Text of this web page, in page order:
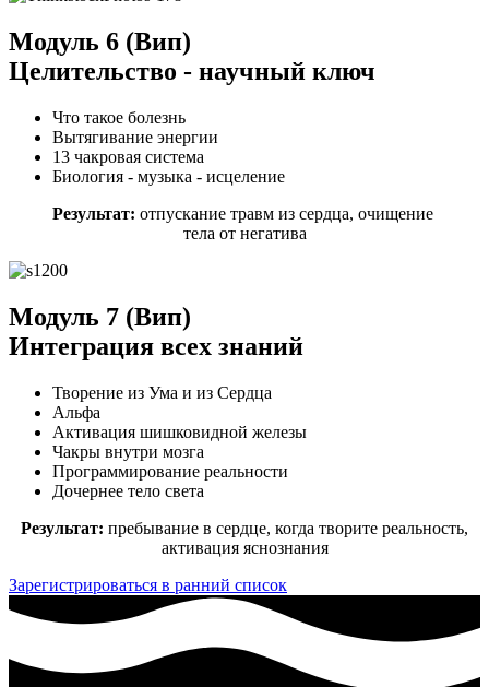
Модуль 6 (Вип)
Целительство - научный ключ
Что такое болезнь
Вытягивание энергии
13 чакровая система
Биология - музыка - исцеление
Результат: отпускание травм из сердца, очищение
тела от негатива
Модуль 7 (Вип)
Интеграция всех знаний
Творение из Ума и из Сердца
Альфа
Активация шишковидной железы
Чакры внутри мозга
Программирование реальности
Дочернее тело света
Результат: пребывание в сердце, когда творите реальность,
активация яснознания
Зарегистрироваться в ранний список